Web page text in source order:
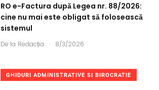
RO e-Factura după Legea nr. 88/2026:
cine nu mai este obligat să folosească
sistemul
De la Redacția . 8/3/2026
GHIDURI ADMINISTRATIVE SI BIROCRATIE